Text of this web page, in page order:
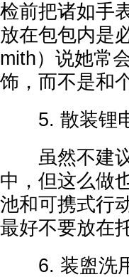
检前把诸如手
放在包包内是
mith）说她常
饰，而不是和
5. 散装锂电
虽然不建议
中，但这么做
池和可携式行
最好不要放在
6. 装盥洗用